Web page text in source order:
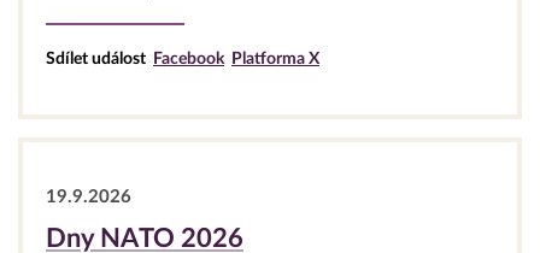
Sdílet událost Facebook Platforma X
19.9.2026
Dny NATO 2026